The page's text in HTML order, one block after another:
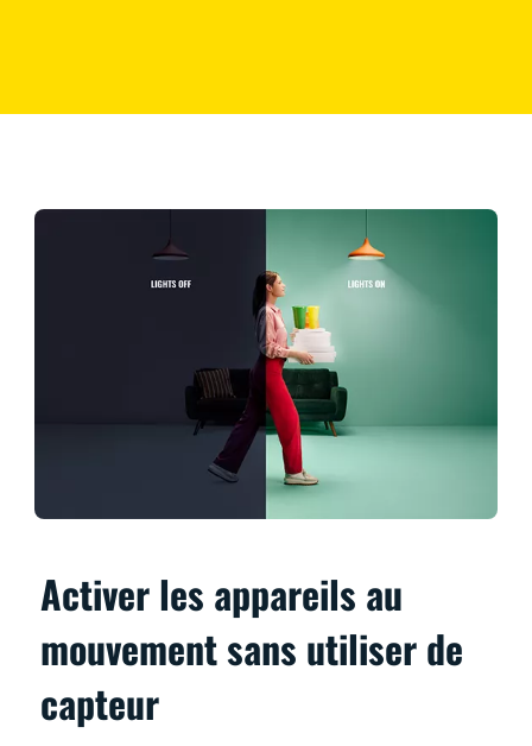
Activer les appareils au
mouvement sans utiliser de
capteur